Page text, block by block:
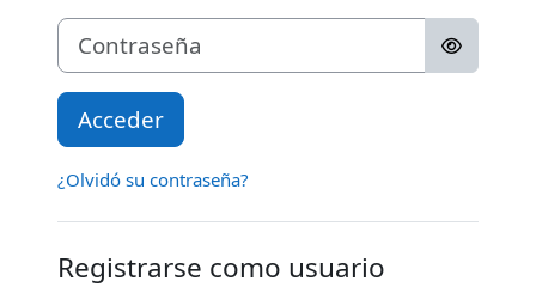
Contraseña
Acceder
¿Olvidó su contraseña?
Registrarse como usuario